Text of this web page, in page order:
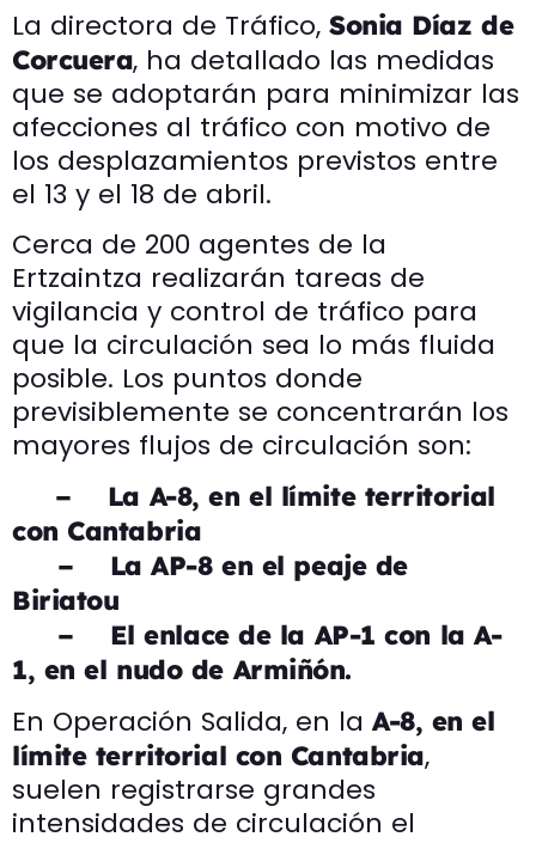
La directora de Tráfico, Sonia Díaz de
Corcuera, ha detallado las medidas
que se adoptarán para minimizar las
afecciones al tráfico con motivo de
los desplazamientos previstos entre
el 13 y el 18 de abril.
Cerca de 200 agentes de la
Ertzaintza realizarán tareas de
vigilancia y control de tráfico para
que la circulación sea lo más fluida
posible. Los puntos donde
previsiblemente se concentrarán los
mayores flujos de circulación son:
– La A-8, en el límite territorial
con Cantabria
– La AP-8 en el peaje de
Biriatou
– El enlace de la AP-1 con la A-
1, en el nudo de Armiñón.
En Operación Salida, en la A-8, en el
límite territorial con Cantabria,
suelen registrarse grandes
intensidades de circulación el